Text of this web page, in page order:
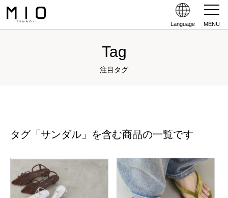
Language MENU
Tag
注目タグ
タグ「サンダル」を含む商品の一覧です